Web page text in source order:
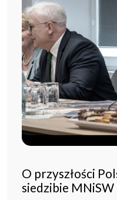
O przyszłości
siedzibie MNiSW